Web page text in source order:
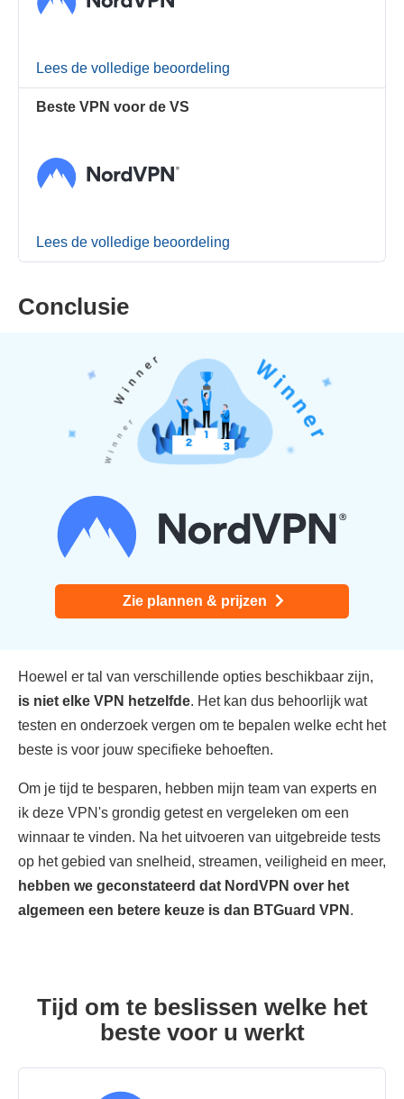
Lees de volledige beoordeling
Beste VPN voor de VS
Lees de volledige beoordeling
Conclusie
Zie plannen & prijzen
Hoewel er tal van verschillende opties beschikbaar zijn,
is niet elke VPN hetzelfde. Het kan dus behoorlijk wat
testen en onderzoek vergen om te bepalen welke echt het
beste is voor jouw specifieke behoeften.
Om je tijd te besparen, hebben mijn team van experts en
ik deze VPN's grondig getest en vergeleken om een
winnaar te vinden. Na het uitvoeren van uitgebreide tests
op het gebied van snelheid, streamen, veiligheid en meer,
hebben we geconstateerd dat NordVPN over het
algemeen een betere keuze is dan BTGuard VPN .
Tijd om te beslissen welke het
beste voor u werkt